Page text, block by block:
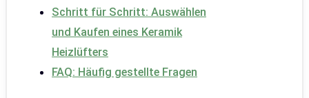
Schritt für Schritt: Auswählen
und Kaufen eines Keramik
Heizlüfters
FAQ: Häufig gestellte Fragen